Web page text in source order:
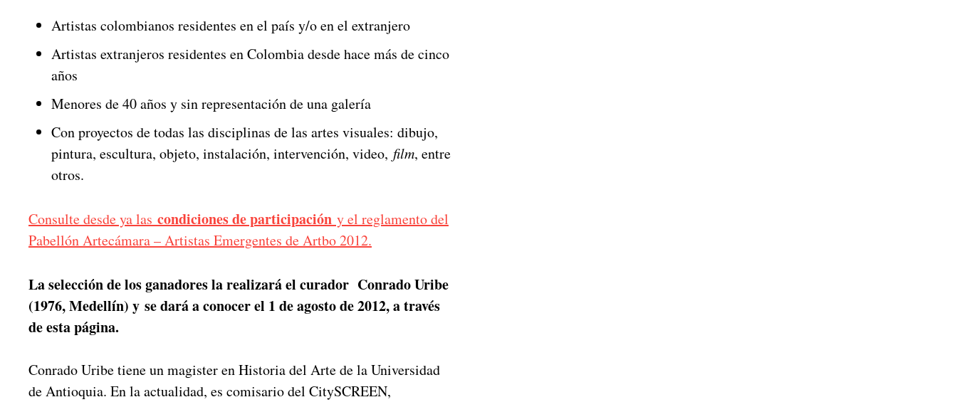
Artistas colombianos residentes en el país y/o en el extranjero
Artistas extranjeros residentes en Colombia desde hace más de cinco
años
Menores de 40 años y sin representación de una galería
Con proyectos de todas las disciplinas de las artes visuales: dibujo,
pintura, escultura, objeto, instalación, intervención, video, film, entre
otros.
Consulte desde ya las condiciones de participación y el reglamento del
Pabellón Artecámara – Artistas Emergentes de Artbo 2012.
La selección de los ganadores la realizará el curador Conrado Uribe
(1976, Medellín) y se dará a conocer el 1 de agosto de 2012, a través
de esta página.
Conrado Uribe tiene un magister en Historia del Arte de la Universidad
de Antioquia. En la actualidad, es comisario del CitySCREEN,